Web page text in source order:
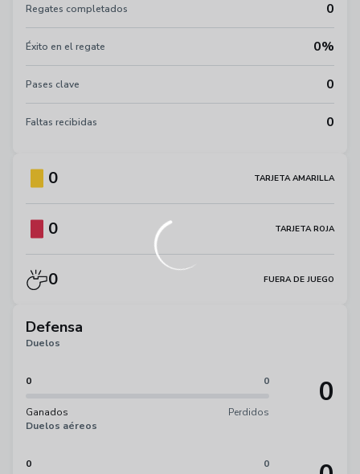
Regates completados 0
Éxito en el regate 0%
Pases clave 0
Faltas recibidas 0
0 TARJETA AMARILLA
0 TARJETA ROJA
0 FUERA DE JUEGO
Defensa
Duelos
0 0
Ganados Perdidos
0
Duelos aéreos
0 0